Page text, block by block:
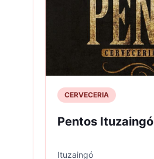
CERVECERIA
Pentos Ituzaingó
Ituzaingó